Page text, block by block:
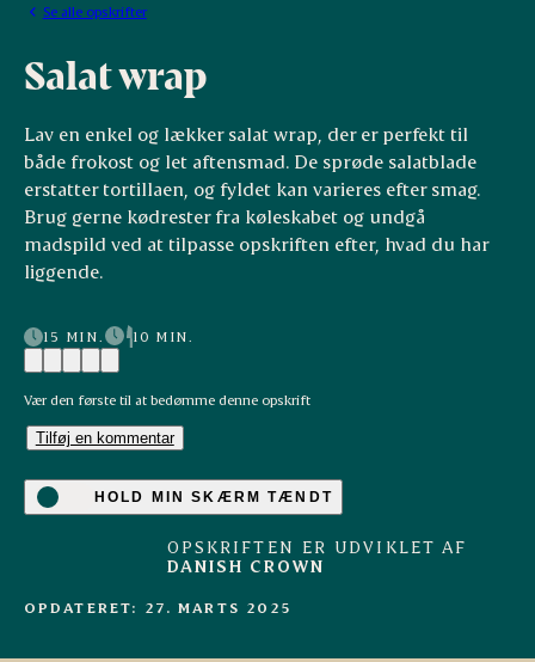
Se alle opskrifter
Salat wrap
Lav en enkel og lækker salat wrap, der er perfekt til
både frokost og let aftensmad. De sprøde salatblade
erstatter tortillaen, og fyldet kan varieres efter smag.
Brug gerne kødrester fra køleskabet og undgå
madspild ved at tilpasse opskriften efter, hvad du har
liggende.
15 MIN. 10 MIN.
Vær den første til at bedømme denne opskrift
Tilføj en kommentar
HOLD MIN SKÆRM TÆNDT
OPSKRIFTEN ER UDVIKLET AF
DANISH CROWN
OPDATERET: 27. MARTS 2025